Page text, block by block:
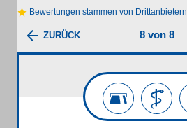
Bewertungen stammen von Drittanbietern
ZURÜCK 8 von 8